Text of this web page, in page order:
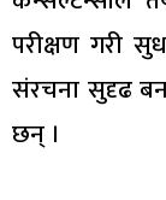
परीक्षण गरी
संरचना सुदृढ
छन् ।